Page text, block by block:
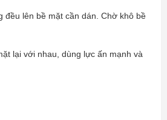
đều lên bề mặt cần dán. Chờ khô bề
lại với nhau, dùng lực ấn mạnh và